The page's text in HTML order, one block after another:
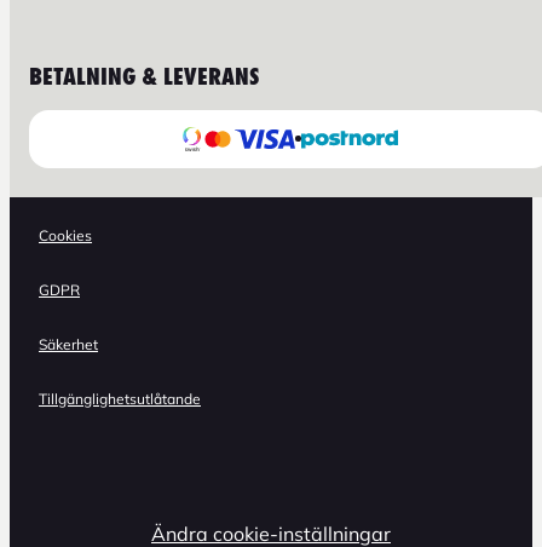
BETALNING & LEVERANS
Cookies
GDPR
Säkerhet
Tillgänglighetsutlåtande
Ändra cookie-inställningar